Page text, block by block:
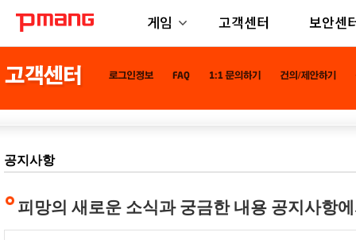
게임 고객센터 보안센
공지사항
피망의 새로운 소식과 궁금한 내용 공지사항